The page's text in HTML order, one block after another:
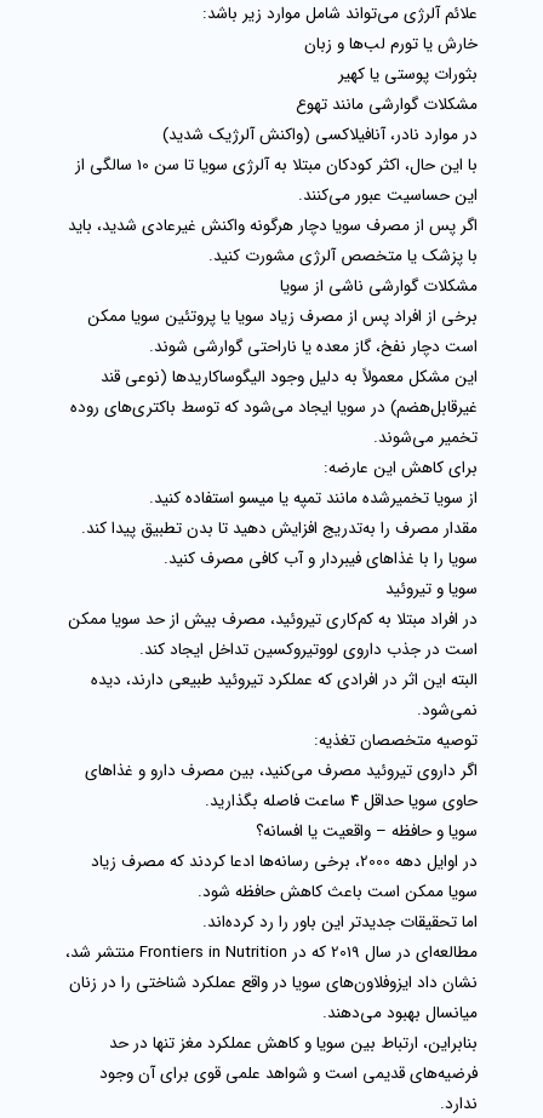
علائم آلرژی می‌تواند شامل موارد زیر باشد:
خارش یا تورم لب‌ها و زبان
بثورات پوستی یا کهیر
مشکلات گوارشی مانند تهوع
در موارد نادر، آنافیلاکسی (واکنش آلرژیک شدید)
با این حال، اکثر کودکان مبتلا به آلرژی سویا تا سن 10 سالگی از
این حساسیت عبور می‌کنند.
اگر پس از مصرف سویا دچار هرگونه واکنش غیرعادی شدید، باید
با پزشک یا متخصص آلرژی مشورت کنید.
مشکلات گوارشی ناشی از سویا
برخی از افراد پس از مصرف زیاد سویا یا پروتئین سویاممکن
است دچار نفخ، گاز معده یا ناراحتی گوارشی شوند.
این مشکل معمولاً به دلیل وجود الیگوساکاریدها (نوعی قند
غیرقابل‌هضم) در سویا ایجاد می‌شود که توسط باکتری‌های روده
تخمیر می‌شوند.
برای کاهش این عارضه:
از سویا تخمیرشدهمانند تمپهیامیسو استفاده کنید.
مقدار مصرف را به‌تدریج افزایش دهید تا بدن تطبیق پیدا کند.
سویا را با غذاهای فیبردار و آب کافی مصرف کنید.
سویا و تیروئید
در افراد مبتلا بهکم‌کاری تیروئید، مصرف بیش از حد سویا ممکن
است در جذب داروی لووتیروکسینتداخل ایجاد کند.
البته این اثر در افرادی که عملکرد تیروئید طبیعی دارند، دیده
نمی‌شود.
توصیه متخصصان تغذیه:
اگر داروی تیروئید مصرف می‌کنید، بین مصرف دارو و غذاهای
حاوی سویا حداقل ۴ ساعت فاصله بگذارید
.
سویا و حافظه – واقعیت یا افسانه؟
در اوایل دهه 2000، برخی رسانه‌ها ادعا کردند که مصرف زیاد
سویا ممکن است باعث کاهش حافظه شود.
اما تحقیقات جدیدتر این باور را رد کرده‌اند.
مطالعه‌ای در سال 2019 که در
Frontiers in Nutritionمنتشر شد،
نشان داد ایزوفلاون‌های سویا در واقع عملکرد شناختی را در زنان
میانسال بهبود می‌دهند.
بنابراین، ارتباط بین سویا و کاهش عملکرد مغز تنها در حد
فرضیه‌های قدیمی است و شواهد علمی قوی برای آن وجود
ندارد.